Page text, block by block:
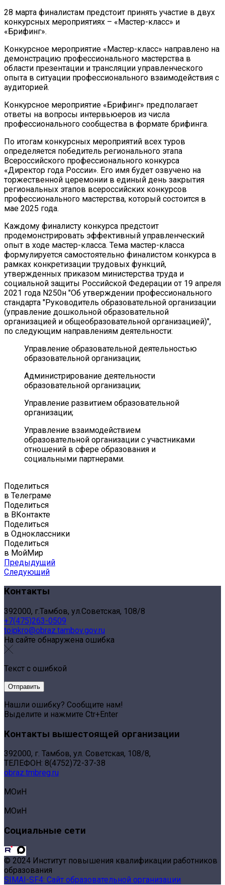
28 марта финалистам предстоит принять участие в двух
конкурсных мероприятиях – «Мастер-класс» и
«Брифинг».
Конкурсное мероприятие «Мастер-класс» направлено на
демонстрацию профессионального мастерства в
области презентации и трансляции управленческого
опыта в ситуации профессионального взаимодействия с
аудиторией.
Конкурсное мероприятие «Брифинг» предполагает
ответы на вопросы интервьюеров из числа
профессионального сообщества в формате брифинга.
По итогам конкурсных мероприятий всех туров
определяется победитель регионального этапа
Всероссийского профессионального конкурса
«Директор года России». Его имя будет озвучено на
торжественной церемонии в единый день закрытия
региональных этапов всероссийских конкурсов
профессионального мастерства, который состоится в
мае 2025 года.
Каждому финалисту конкурса предстоит
продемонстрировать эффективный управленческий
опыт в ходе мастер-класса. Тема мастер-класса
формулируется самостоятельно финалистом конкурса в
рамках конкретизации трудовых функций,
утвержденных приказом министерства труда и
социальной защиты Российской Федерации от 19 апреля
2021 года N250н "Об утверждении профессионального
стандарта "Руководитель образовательной организации
(управление дошкольной образовательной
организацией и общеобразовательной организацией)",
по следующим направлениям деятельности:
Управление образовательной деятельностью
образовательной организации;
Администрирование деятельности
образовательной организации;
Управление развитием образовательной
организации;
Управление взаимодействием
образовательной организации с участниками
отношений в сфере образования и
социальными партнерами.
Поделиться
в Телеграме
Поделиться
в ВКонтакте
Поделиться
в Одноклассники
Поделиться
в МойМир
Предыдущий
Следующий
Контакты
392000, г.Тамбов, ул.Советская, 108/8
+7(475)263-0509
toipkro@obraz.tambov.gov.ru
На сайте обнаружена ошибка
Текст с ошибкой
Нашли ошибку? Сообщите нам!
Выделите и нажмите Ctr+Enter
Контакты вышестоящей организации
392000, г. Тамбов, ул. Советская, 108/8,
ТЕЛЕФОН: 8(4752)72-37-38
obraz.tmbreg.ru
МОиН
МОиН
Социальные сети
© 2024 Институт повышения квалификации работников
образования
SIMAI-SF4: Сайт образовательной организации